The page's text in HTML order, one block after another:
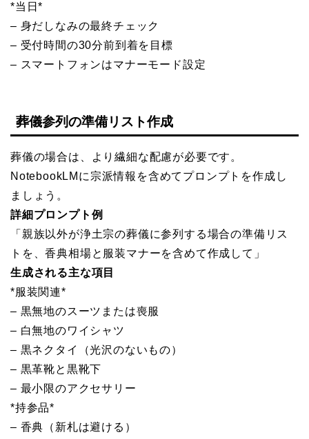
*当日*
– 身だしなみの最終チェック
– 受付時間の30分前到着を目標
– スマートフォンはマナーモード設定
葬儀参列の準備リスト作成
葬儀の場合は、より繊細な配慮が必要です。
NotebookLMに宗派情報を含めてプロンプトを作成し
ましょう。
詳細プロンプト例
「親族以外が浄土宗の葬儀に参列する場合の準備リス
トを、香典相場と服装マナーを含めて作成して」
生成される主な項目
*服装関連*
– 黒無地のスーツまたは喪服
– 白無地のワイシャツ
– 黒ネクタイ（光沢のないもの）
– 黒革靴と黒靴下
– 最小限のアクセサリー
*持参品*
– 香典（新札は避ける）